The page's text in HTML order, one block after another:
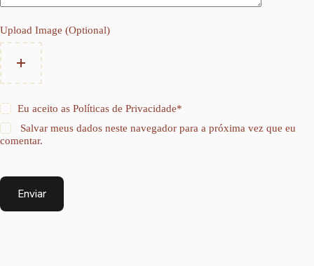
Upload Image (Optional)
Eu aceito asPolíticas de Privacidade*
Salvar meus dados neste navegador para a próxima vez que eu
comentar.
Enviar